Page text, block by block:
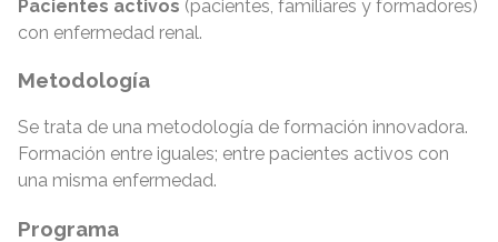
Pacientes activos (pacientes, familiares y formadores)
con enfermedad renal.
Metodología
Se trata de una metodología de formación innovadora.
Formación entre iguales; entre pacientes activos con
una misma enfermedad.
Programa